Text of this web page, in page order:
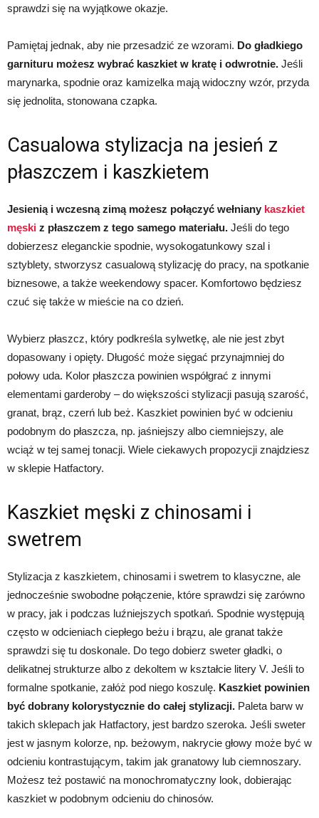
sprawdzi się na wyjątkowe okazje.
Pamiętaj jednak, aby nie przesadzić ze wzorami. Do gładkiego
garnituru możesz wybrać kaszkiet w kratę i odwrotnie. Jeśli
marynarka, spodnie oraz kamizelka mają widoczny wzór, przyda
się jednolita, stonowana czapka.
Casualowa stylizacja na jesień z
płaszczem i kaszkietem
Jesienią i wczesną zimą możesz połączyć wełniany kaszkiet
męski z płaszczem z tego samego materiału. Jeśli do tego
dobierzesz eleganckie spodnie, wysokogatunkowy szal i
sztyblety, stworzysz casualową stylizację do pracy, na spotkanie
biznesowe, a także weekendowy spacer. Komfortowo będziesz
czuć się także w mieście na co dzień.
Wybierz płaszcz, który podkreśla sylwetkę, ale nie jest zbyt
dopasowany i opięty. Długość może sięgać przynajmniej do
połowy uda. Kolor płaszcza powinien współgrać z innymi
elementami garderoby – do większości stylizacji pasują szarość,
granat, brąz, czerń lub beż. Kaszkiet powinien być w odcieniu
podobnym do płaszcza, np. jaśniejszy albo ciemniejszy, ale
wciąż w tej samej tonacji. Wiele ciekawych propozycji znajdziesz
w sklepie Hatfactory.
Kaszkiet męski z chinosami i
swetrem
Stylizacja z kaszkietem, chinosami i swetrem to klasyczne, ale
jednocześnie swobodne połączenie, które sprawdzi się zarówno
w pracy, jak i podczas luźniejszych spotkań. Spodnie występują
często w odcieniach ciepłego beżu i brązu, ale granat także
sprawdzi się tu doskonale. Do tego dobierz sweter gładki, o
delikatnej strukturze albo z dekoltem w kształcie litery V. Jeśli to
formalne spotkanie, załóż pod niego koszulę. Kaszkiet powinien
być dobrany kolorystycznie do całej stylizacji. Paleta barw w
takich sklepach jak Hatfactory, jest bardzo szeroka. Jeśli sweter
jest w jasnym kolorze, np. beżowym, nakrycie głowy może być w
odcieniu kontrastującym, takim jak granatowy lub ciemnoszary.
Możesz też postawić na monochromatyczny look, dobierając
kaszkiet w podobnym odcieniu do chinosów.